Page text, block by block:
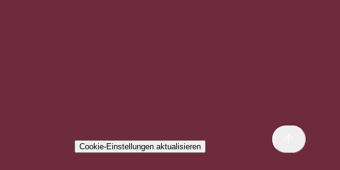
Cookie-Einstellungen aktualisieren